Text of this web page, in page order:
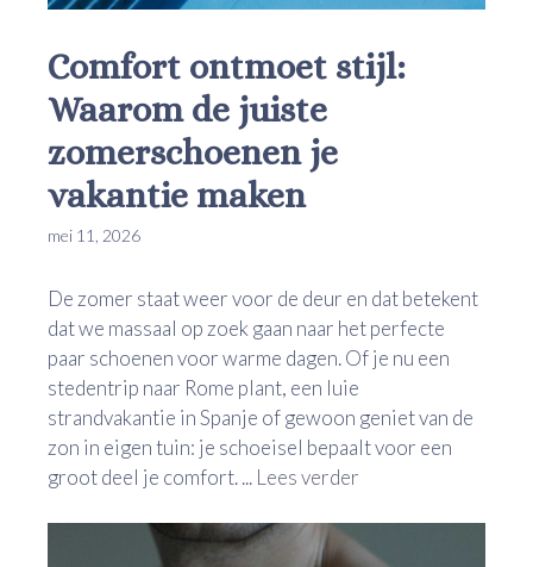
Comfort ontmoet stijl:
Waarom de juiste
zomerschoenen je
vakantie maken
mei 11, 2026
De zomer staat weer voor de deur en dat betekent
dat we massaal op zoek gaan naar het perfecte
paar schoenen voor warme dagen. Of je nu een
stedentrip naar Rome plant, een luie
strandvakantie in Spanje of gewoon geniet van de
zon in eigen tuin: je schoeisel bepaalt voor een
groot deel je comfort. ... Lees verder